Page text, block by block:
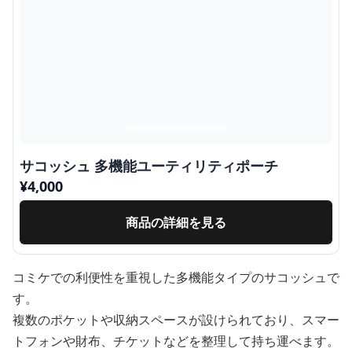
サコッシュ 多機能ユーティリティポーチ
¥4,000
商品の詳細を見る
コミケでの利便性を重視した多機能タイプのサコッシュで
す。
複数のポケットや収納スペースが設けられており、スマー
トフォンや財布、チケットなどを整理して持ち運べます。